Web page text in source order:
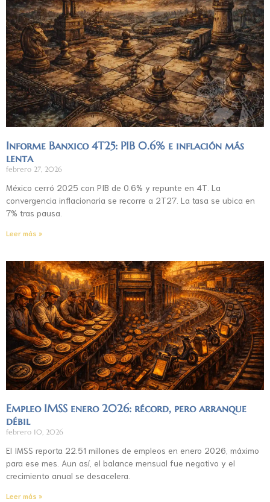
Informe Banxico 4T25: PIB 0.6% e inflación más
lenta
febrero 27, 2026
México cerró 2025 con PIB de 0.6% y repunte en 4T. La
convergencia inflacionaria se recorre a 2T27. La tasa se ubica en
7% tras pausa.
Leer más »
Empleo IMSS enero 2026: récord, pero arranque
débil
febrero 10, 2026
El IMSS reporta 22.51 millones de empleos en enero 2026, máximo
para ese mes. Aun así, el balance mensual fue negativo y el
crecimiento anual se desacelera.
Leer más »